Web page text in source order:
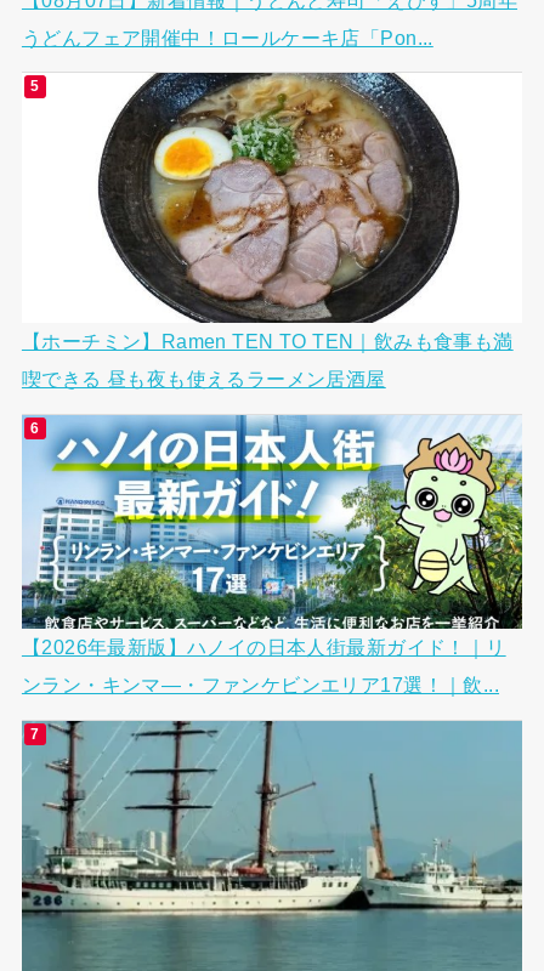
うどんフェア開催中！ロールケーキ店「Pon...
【ホーチミン】Ramen TEN TO TEN｜飲みも食事も満
喫できる 昼も夜も使えるラーメン居酒屋
【2026年最新版】ハノイの日本人街最新ガイド！｜リ
ンラン・キンマ―・ファンケビンエリア17選！｜飲...